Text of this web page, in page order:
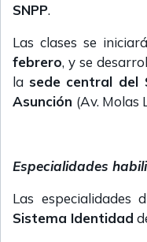
SNPP.
Las clases se
febrero, y se
la sede central del
Asunción (Av. Molas
Especialidades
Las especialidades
Sistema Identidad